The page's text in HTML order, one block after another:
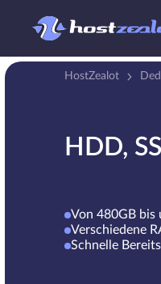
HostZealot
HDD,
Von 480GB bis
Verschiedene
Schnelle